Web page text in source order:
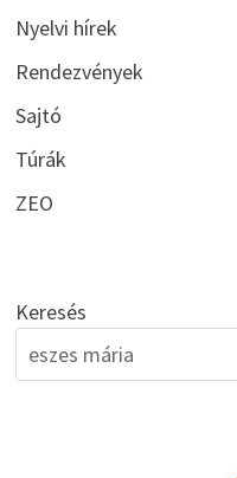
Nyelvi hírek
Rendezvények
Sajtó
Túrák
ZEO
Keresés